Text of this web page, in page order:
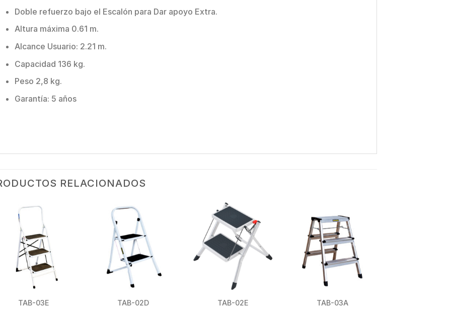
Doble refuerzo bajo el Escalón para Dar apoyo Extra.
Altura máxima 0.61 m.
Alcance Usuario: 2.21 m.
Capacidad 136 kg.
Peso 2,8 kg.
Garantía: 5 años
RELACIONADOS
TAB-03E
TAB-02D
TAB-02E
TAB-03A